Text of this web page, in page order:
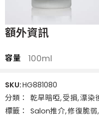
額外資訊
容量 100ml
SKU:HG881080
分類： 乾旱暗啞,受損,漂染
標籤： Salon推介,修復脆弱,